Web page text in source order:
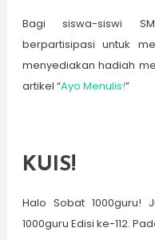
Bagi siswa-siswi
berpartisipasi untuk
menyediakan hadiah
artikel “Ayo Menulis!”
KUIS!
Halo Sobat 1000guru!
1000guru Edisi ke-112.